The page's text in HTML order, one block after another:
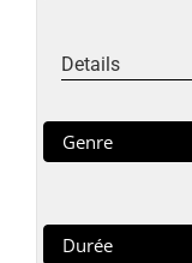
Details
Genre
Durée